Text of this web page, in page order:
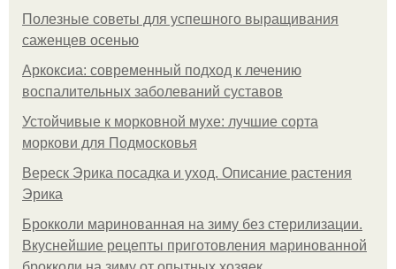
Полезные советы для успешного выращивания
саженцев осенью
Аркоксиа: современный подход к лечению
воспалительных заболеваний суставов
Устойчивые к морковной мухе: лучшие сорта
моркови для Подмосковья
Вереск Эрика посадка и уход. Описание растения
Эрика
Брокколи маринованная на зиму без стерилизации.
Вкуснейшие рецепты приготовления маринованной